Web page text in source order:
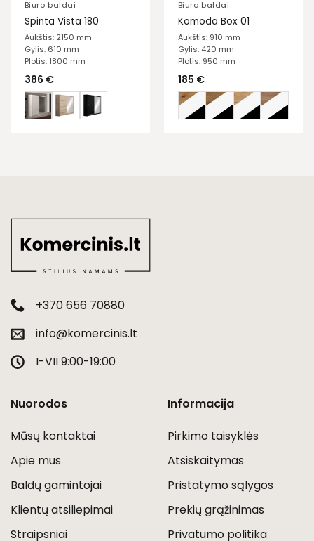
Biuro baldai
Spinta Vista 180
Aukštis: 2150 mm
Gylis: 610 mm
Plotis: 1800 mm
386 €
Biuro baldai
Komoda Box 01
Aukštis: 910 mm
Gylis: 420 mm
Plotis: 950 mm
185 €
+370 656 70880
info@komercinis.lt
I-VII 9:00-19:00
Nuorodos
Mūsų kontaktai
Apie mus
Baldų gamintojai
Klientų atsiliepimai
Straipsniai
Informacija
Pirkimo taisyklės
Atsiskaitymas
Pristatymo sąlygos
Prekių grąžinimas
Privatumo politika